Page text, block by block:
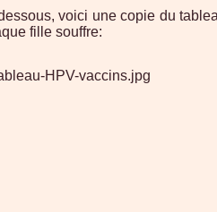
voici une copie du
fille souffre: